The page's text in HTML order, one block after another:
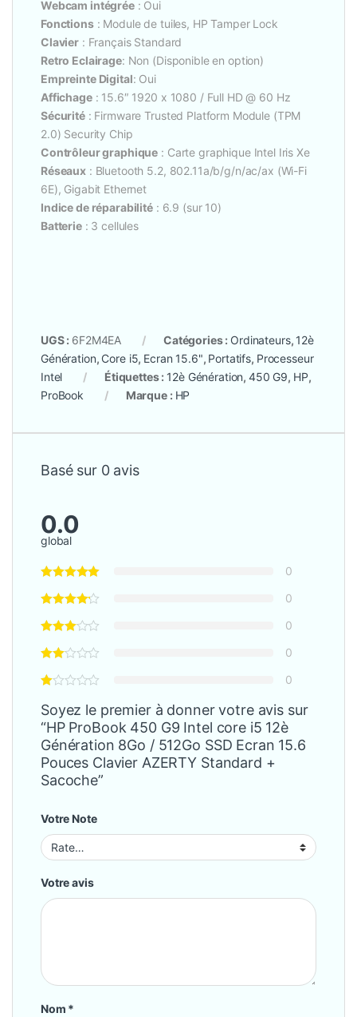
Webcam intégrée: Oui
Fonctions: Module de tuiles, HP Tamper Lock
Clavier : Français Standard
Retro Eclairage: Non (Disponible en option)
Empreinte Digital: Oui
Affichage: 15.6″ 1920 x 1080 / Full HD @ 60 Hz
Sécurité: Firmware Trusted Platform Module (TPM
2.0) Security Chip
Contrôleur graphique : Carte graphique Intel Iris Xe
Réseaux : Bluetooth 5.2, 802.11a/b/g/n/ac/ax (Wi-Fi
6E), Gigabit Ethernet
Indice de réparabilité: 6.9 (sur 10)
Batterie: 3 cellules
UGS : 6F2M4EA Catégories : Ordinateurs, 12è
Génération, Core i5, Ecran 15.6", Portatifs, Processeur
Intel
Étiquettes : 12è Génération, 450 G9, HP,
ProBook
Marque : HP
Basé sur 0 avis
0.0
global
0
0
0
0
0
Soyez le premier à donner votre avis sur
“HP ProBook 450 G9 Intel core i5 12è
Génération 8Go / 512Go SSD Ecran 15.6
Pouces Clavier AZERTY Standard +
Sacoche”
Votre Note
Votre avis
Nom *